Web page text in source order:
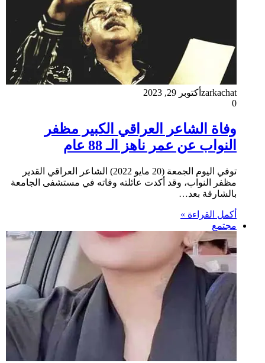
zarkachat أكتوبر 29, 2023
0
وفاة الشاعر العراقي الكبير مظفر
النواب عن عمر ناهز الـ 88 عام
توفي اليوم الجمعة (20 مايو 2022) الشاعر العراقي القدير
مظفر النواب، وقد أكدت عائلته وفاته في مستشفى الجامعة
بالشارقة بعد…
أكمل القراءة »
مجتمع